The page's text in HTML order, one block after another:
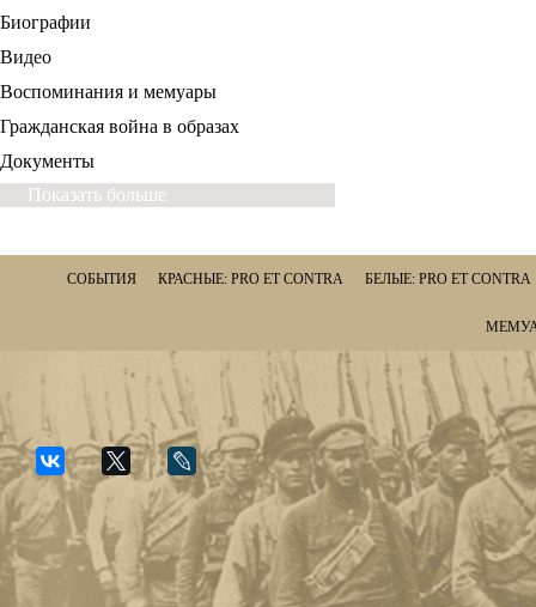
Биографии
Видео
Воспоминания и мемуары
Гражданская война в образах
Документы
Показать больше
СОБЫТИЯ КРАСНЫЕ: PRO ET CONTRA БЕЛЫЕ: PRO ET CONTRA